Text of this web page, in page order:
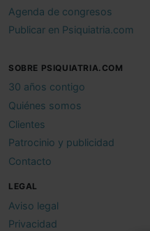
Agenda de congresos
Publicar en Psiquiatria.com
SOBRE PSIQUIATRIA.COM
30 años contigo
Quiénes somos
Clientes
Patrocinio y publicidad
Contacto
LEGAL
Aviso legal
Privacidad